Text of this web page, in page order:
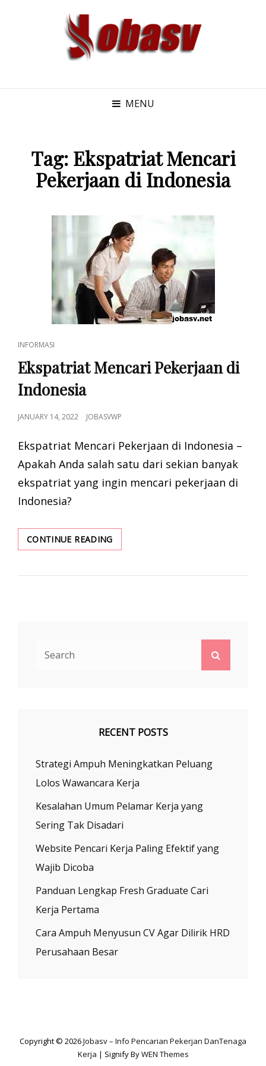
MENU
Tag: Ekspatriat Mencari
Pekerjaan di Indonesia
CAT
LINKS
INFORMASI
Ekspatriat Mencari Pekerjaan di
Indonesia
POSTED
JANUARY 14, 2022 JOBASVWP
Ekspatriat Mencari Pekerjaan di Indonesia –
Apakah Anda salah satu dari sekian banyak
ekspatriat yang ingin mencari pekerjaan di
Indonesia?
CONTINUE READINGEKSPATRIAT
MENCARI
DI
RECENT POSTS
Strategi Ampuh Meningkatkan Peluang
Lolos Wawancara Kerja
Kesalahan Umum Pelamar Kerja yang
Sering Tak Disadari
Website Pencari Kerja Paling Efektif yang
Wajib Dicoba
Panduan Lengkap Fresh Graduate Cari
Kerja Pertama
Cara Ampuh Menyusun CV Agar Dilirik HRD
Perusahaan Besar
Copyright © 2026Jobasv – Info Pencarian Pekerjan DanTenaga
Kerja | Signify ByWEN Themes